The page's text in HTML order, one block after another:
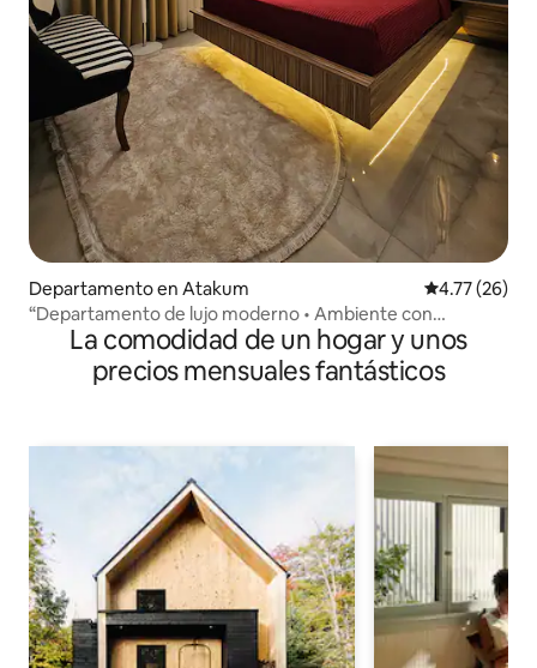
Departamento en Atakum Calificación
4.77 (26)
“Departamento de lujo moderno • Ambiente con
iluminación LED • Ubicación céntrica”
La comodidad de un hogar y unos
precios mensuales fantásticos